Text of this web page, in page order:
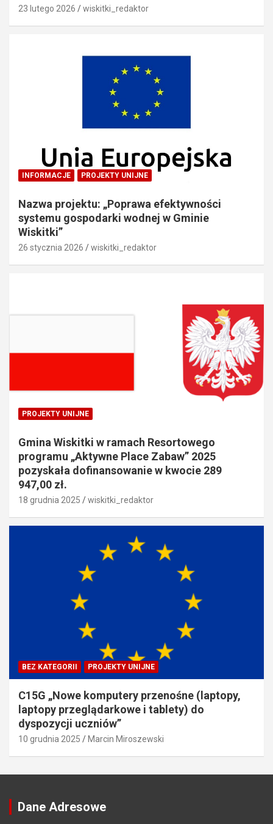
23 lutego 2026 wiskitki_redaktor
INFORMACJE PROJEKTY UNIJNE
Nazwa projektu: „Poprawa efektywności
systemu gospodarki wodnej w Gminie
Wiskitki”
26 stycznia 2026 wiskitki_redaktor
PROJEKTY UNIJNE
Gmina Wiskitki w ramach Resortowego
programu „Aktywne Place Zabaw” 2025
pozyskała dofinansowanie w kwocie 289
947,00 zł.
18 grudnia 2025 wiskitki_redaktor
BEZ KATEGORII PROJEKTY UNIJNE
C15G „Nowe komputery przenośne (laptopy,
laptopy przeglądarkowe i tablety) do
dyspozycji uczniów”
10 grudnia 2025 Marcin Miroszewski
Dane Adresowe